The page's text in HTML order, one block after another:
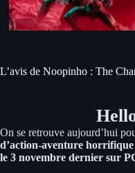
L’avis de Noopinho : The
On se retrouve aujourd’hui
d’action-aventure
le 3 novembre dernier sur